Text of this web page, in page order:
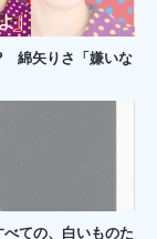
綿矢りさ「嫌いな
ての、白いものた